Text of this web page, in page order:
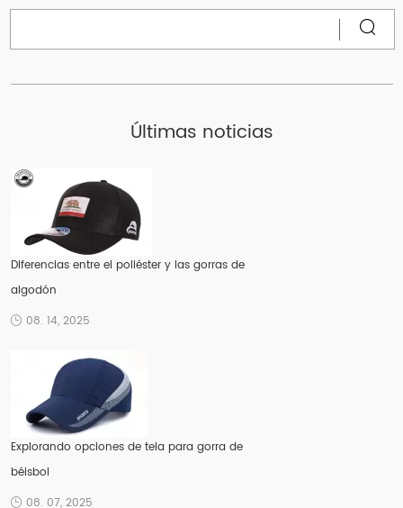
Últimas noticias
Diferencias entre el poliéster y las gorras de
algodón
08. 14, 2025
Explorando opciones de tela para gorra de
béisbol
08. 07, 2025